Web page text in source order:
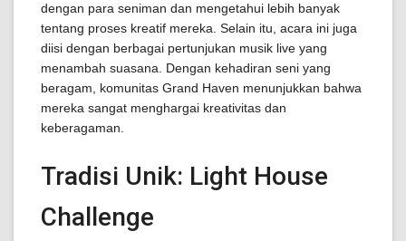
dengan para seniman dan mengetahui lebih banyak
tentang proses kreatif mereka. Selain itu, acara ini juga
diisi dengan berbagai pertunjukan musik live yang
menambah suasana. Dengan kehadiran seni yang
beragam, komunitas Grand Haven menunjukkan bahwa
mereka sangat menghargai kreativitas dan
keberagaman.
Tradisi Unik: Light House
Challenge